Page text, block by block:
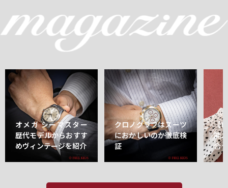
オメガ シーマスター
歴代モデルからおすす
めヴィンテージを紹介
クロノグラフはスーツ
におかしいのか徹底検
証
【
能
合